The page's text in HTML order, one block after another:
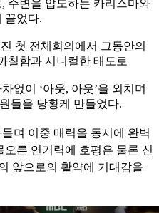
주변을 압도하는 카리스마와
끌었다.
첫 전체회의에서 그동안의
칠함과 시니컬한 태도로
없이 ‘아웃, 아웃’을 외치며
들을 당황케 만들었다.
며 이중 매력을 동시에 완벽
른 연기력에 호평은 물론 신
앞으로의 활약에 기대감을